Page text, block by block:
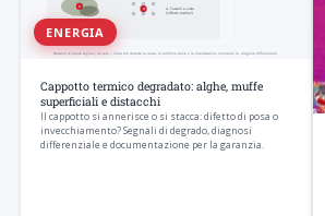
ENERGIA
Cappotto termico degradato: alghe, muffe
superficiali e distacchi
Il cappotto si annerisce o si stacca: difetto di posa o
invecchiamento? Segnali di degrado, diagnosi
differenziale e documentazione per la garanzia.